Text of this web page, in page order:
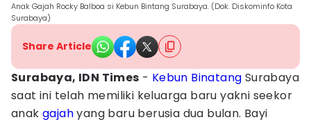
Anak Gajah Rocky Balboa si Kebun Bintang Surabaya. (Dok. Diskominfo Kota
Surabaya)
Share Article
Surabaya, IDN Times - Kebun Binatang Surabaya
saat ini telah memiliki keluarga baru yakni seekor
anak gajahyang baru berusia dua bulan. Bayi